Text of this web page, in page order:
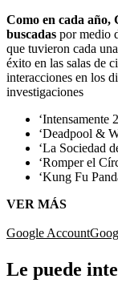
Como en cada año,
buscadas por medio
que tuvieron cada
éxito en las salas de
interacciones en los
investigaciones
‘Intensamente
‘Deadpool &
‘La Sociedad
‘Romper el
‘Kung Fu
VER MÁS
Google Account
Le puede